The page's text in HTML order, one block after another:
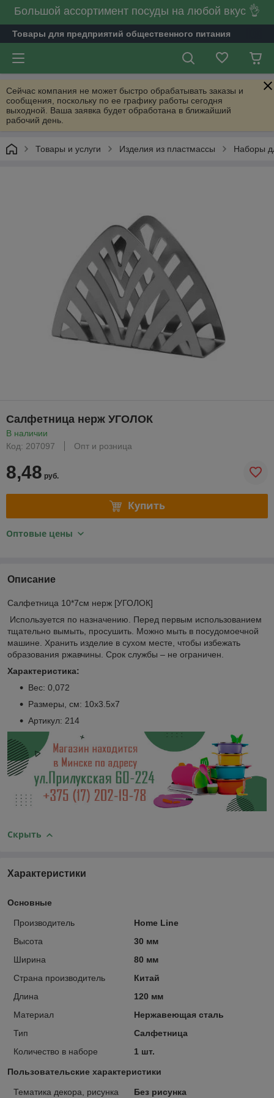
Большой ассортимент посуды на любой вкус 👌
Товары для предприятий общественного питания
Сейчас компания не может быстро обрабатывать заказы и
сообщения, поскольку по ее графику работы сегодня
выходной. Ваша заявка будет обработана в ближайший
рабочий день.
Товары и услуги Изделия из пластмассы Наборы
Салфетница нерж УГОЛОК
В наличии
Код: 207097
Опт и розница
8,48 руб.
Купить
Оптовые цены
Описание
Салфетница 10*7см нерж [УГОЛОК]
Используется по назначению. Перед первым использованием
тщательно вымыть, просушить. Можно мыть в посудомоечной
машине. Хранить изделие в сухом месте, чтобы избежать
образования ржавчины. Срок службы – не ограничен.
Характеристика:
Веc: 0,072
Размеры, см: 10x3.5x7
Артикул: 214
Скрыть
Характеристики
Основные
Производитель
Home Line
Высота
30 мм
Ширина
80 мм
Страна производитель
Китай
Длина
120 мм
Материал
Нержавеющая сталь
Тип
Салфетница
Количество в наборе
1 шт.
Пользовательские характеристики
Тематика декора, рисунка Без рисунка